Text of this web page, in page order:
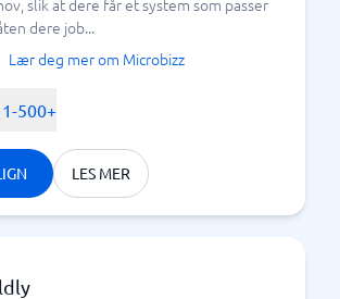
se hvordan det har fungert? Mange
en prøveperiode, noe som kan
du gjøre en grundig research før du
system med en gang. Vurder
og krav og sammenligne de
slik at dere får et system som passer
dere job...
Lær deg mer om Microbizz
500+
LES MER